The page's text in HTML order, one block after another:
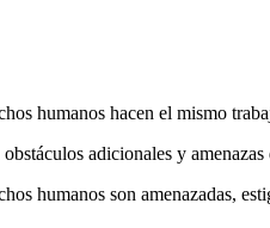
humanos hacen el mismo
adicionales y
humanos son amenazadas,